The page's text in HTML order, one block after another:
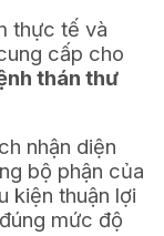
thực tế và
cấp cho
thán thư
nhận diện
bộ phận của
kiện thuận lợi
mức độ